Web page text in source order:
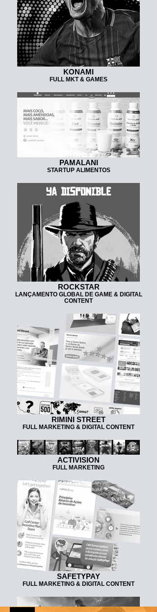
KONAMI
FULL MKT & GAMES
PAMALANI
STARTUP ALIMENTOS
ROCKSTAR
LANÇAMENTO GLOBAL DE GAME & DIGITAL
CONTENT
RIMINI STREET
FULL MARKETING & DIGITAL CONTENT
ACTIVISION
FULL MARKETING
SAFETYPAY
FULL MARKETING & DIGITAL CONTENT